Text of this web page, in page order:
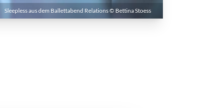
Sleepless aus dem Ballettabend Relations © Bettina Stoess